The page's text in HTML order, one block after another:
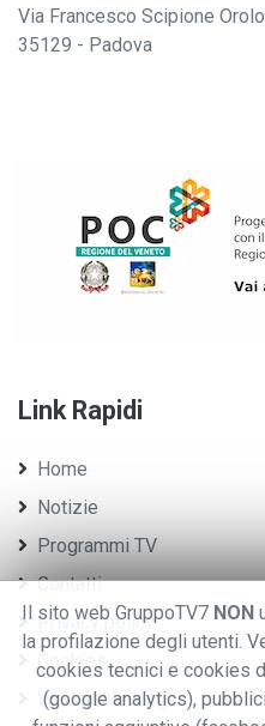
Via Francesco Scipione
35129 - Padova
Link Rapidi
Home
Notizie
Programmi TV
Contatti
Privacy policy
Cookies
Whistleblowing
Il sito web GruppoTV7 NON
la profilazione degli utenti.
cookies tecnici e cookies
(google analytics),